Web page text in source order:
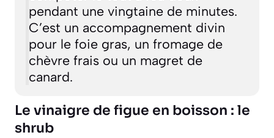
pendant une vingtaine de minutes.
C’est un accompagnement divin
pour le foie gras, un fromage de
chèvre frais ou un magret de
canard.
Le vinaigre de figue en boisson : le
shrub